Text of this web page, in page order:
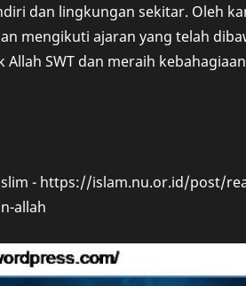
dan lingkungan sekitar. Oleh
mengikuti ajaran yang telah
SWT dan meraih
- https://islam.nu.or.id/post/
allah